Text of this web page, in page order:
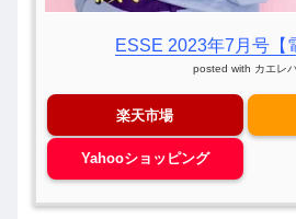
ESSE 2023年7月号【
posted with カエレ
楽天市場
Yahooショッピング